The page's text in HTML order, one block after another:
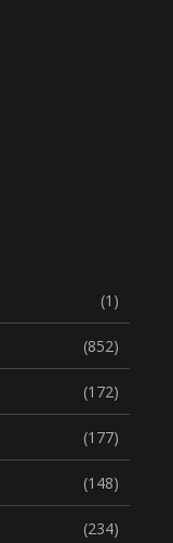
(1)
(852)
(172)
(177)
(148)
(234)